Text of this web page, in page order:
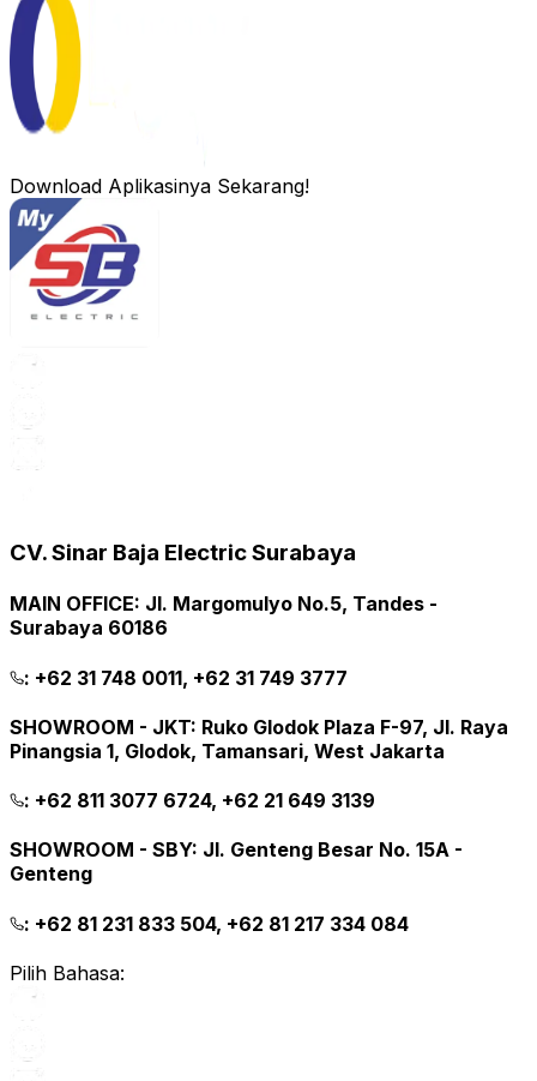
Download Aplikasinya Sekarang!
CV. Sinar Baja Electric Surabaya
MAIN OFFICE: Jl. Margomulyo No.5, Tandes -
Surabaya 60186
: +62 31 748 0011, +62 31 749 3777
SHOWROOM - JKT: Ruko Glodok Plaza F-97, Jl. Raya
Pinangsia 1, Glodok, Tamansari, West Jakarta
: +62 811 3077 6724, +62 21 649 3139
SHOWROOM - SBY: Jl. Genteng Besar No. 15A -
Genteng
: +62 81 231 833 504, +62 81 217 334 084
Pilih Bahasa: